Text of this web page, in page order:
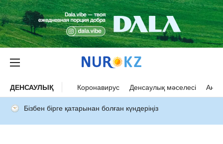
ДЕНСАУЛЫҚ Коронавирус Денсаулық мәселесі Ана
Бізбен бірге қатарынан болған күндеріңіз